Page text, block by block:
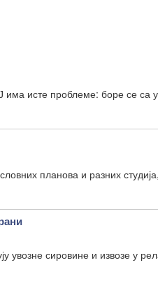
исте проблеме: боре се са
планова и разних
увозне сировине и извозе у